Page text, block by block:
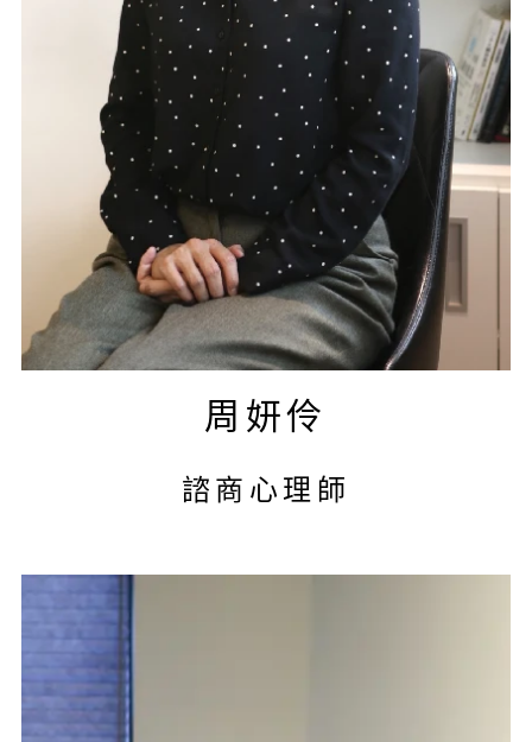
周妍伶
諮商心理師